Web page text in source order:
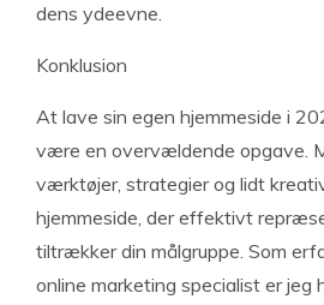
dens ydeevne.
Konklusion
At lave sin egen hjemmeside i
være en overvældende opgave.
værktøjer, strategier og lidt
hjemmeside, der effektivt
tiltrækker din målgruppe. Som
online marketing specialist er jeg